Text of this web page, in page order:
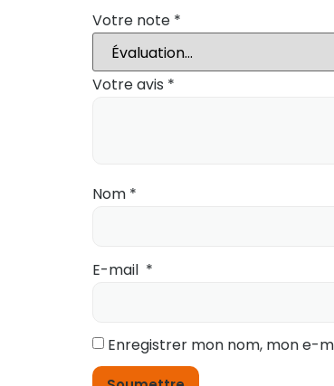
Votre note *
Votre avis *
Nom *
E-mail *
Enregistrer mon nom, mon e-